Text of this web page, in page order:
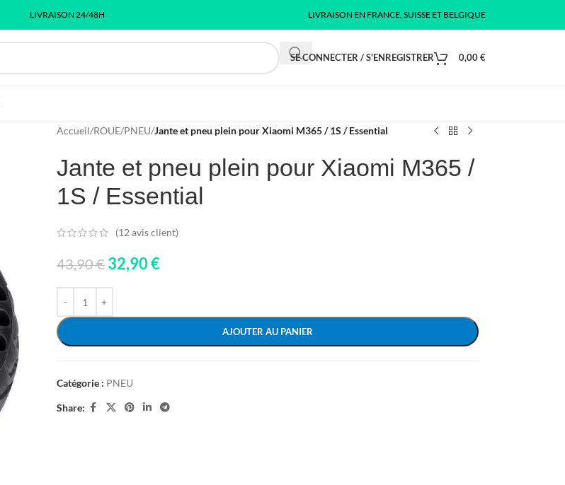
LIVRAISON 24/48H LIVRAISON EN FRANCE, SUISSE ET BELGIQUE
SE CONNECTER / S'ENREGISTRER 0,00€
Accueil/ROUE/PNEU/Jante et pneu plein pour Xiaomi M365 / 1S / Essential
Jante et pneu plein pour Xiaomi M365 /
1S / Essential
(12avis client)
43,90€ 32,90€
AJOUTER AU PANIER
Catégorie : PNEU
Share: